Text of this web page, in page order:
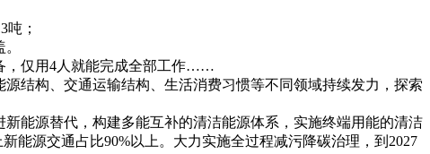
；
，仅用4人就能完成全部工作……
结构、交通运输结构、生活消费习惯等不同领域持续发力，探索
能源替代，构建多能互补的清洁能源体系，实施终端用能的清洁
能源交通占比90%以上。大力实施全过程减污降碳治理，到2027